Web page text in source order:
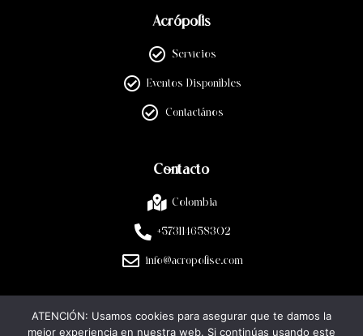
Acrópolis
Servicios
Eventos Disponibles
Contactános
Contacto
Colombia
+573114658302
info@acropolise.com
Legal
ATENCIÓN: Usamos cookies para asegurar que te damos la
mejor experiencia en nuestra web. Si continúas usando este